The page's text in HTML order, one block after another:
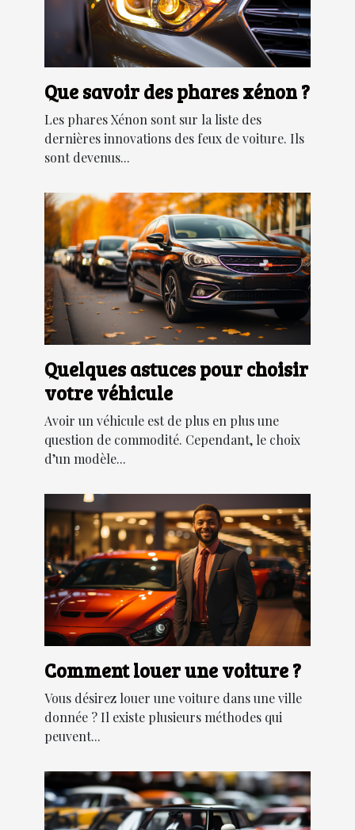
Que savoir des phares xénon ?
Les phares Xénon sont sur la liste des
dernières innovations des feux de voiture. Ils
sont devenus...
Quelques astuces pour choisir
votre véhicule
Avoir un véhicule est de plus en plus une
question de commodité. Cependant, le choix
d’un modèle...
Comment louer une voiture ?
Vous désirez louer une voiture dans une ville
donnée ? Il existe plusieurs méthodes qui
peuvent...